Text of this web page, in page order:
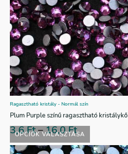
OPCIÓK VÁLASZTÁSA
Ragasztható kristály - Normál szín
Plum Purple színű ragasztható kristálykő
3,6Ft–16,0Ft